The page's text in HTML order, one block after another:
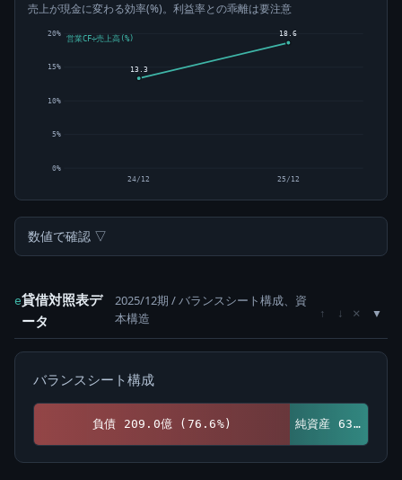
売上が現金に変わる効率(%)。利益率との乖離は要注意
0%
5%
10%
15%
20%
13.3
24/12
18.6
25/12
営業CF÷売上高(%)
数値で確認 ▽
e貸借対照表デ
ータ
2025/12期 / バランスシート構成、資
本構造
↑ ↓ ×
バランスシート構成
負債 209.0億 (76.6%) 純資産 63.8億 (23.4%)